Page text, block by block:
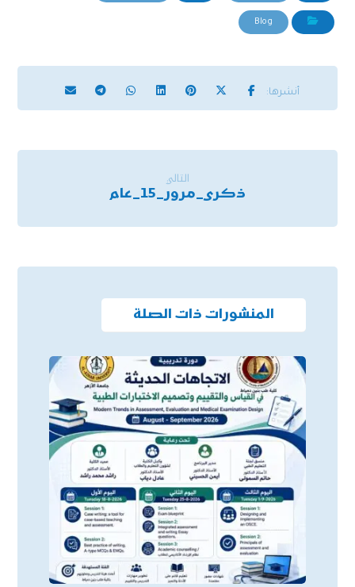
Blog
التالي
ذكرى_مرور_15_عام
المنشورات ذات الصلة